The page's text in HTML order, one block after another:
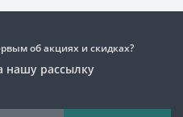
об акциях и скидках?
нашу рассылку